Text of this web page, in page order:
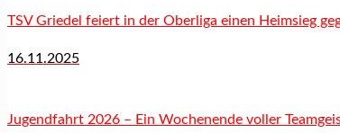
TSV Griedel feiert in der Oberliga einen Heimsieg
16.11.2025
Jugendfahrt 2026 – Ein Wochenende voller